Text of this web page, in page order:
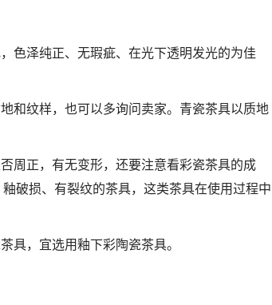
色泽纯正、无瑕疵、在光下透明发光的为佳
和纹样，也可以多询问卖家。青瓷茶具以质地
周正，有无变形，还要注意看彩瓷茶具的成
破损、有裂纹的茶具，这类茶具在使用过程中
具，宜选用釉下彩陶瓷茶具。